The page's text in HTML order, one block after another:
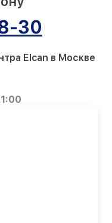
30
Elcan в Москве